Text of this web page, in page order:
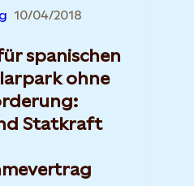
10/04/2018
spanischen
ohne
Statkraft